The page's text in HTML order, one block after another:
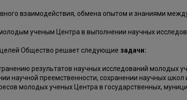
взаимодействия, обмена опытом и знаниями
ученым Центра в выполнении научных
Общество решает следующие задачи:
результатов научных исследований молодых
научной преемственности, сохранении научных школ
молодых ученых Центра в государственных,